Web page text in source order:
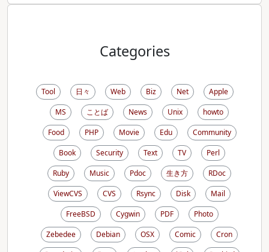
Categories
Tool 日々 Web Biz Net
Apple
MS
ことば News Unix
howto
Food
PHP Movie Edu
Community
Book
Security Text TV
Perl
Ruby
Music Pdoc 生き方
RDoc
ViewCVS
CVS Rsync Disk
Mail
FreeBSD
Cygwin PDF
Photo
Zebedee
Debian OSX Comic
Cron